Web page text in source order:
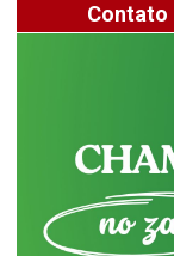
Contato